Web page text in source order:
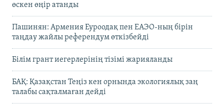
өскен өңір атанды
Пашинян: Армения Еуроодақ пен ЕАЭО-ның бірін
таңдау жайлы референдум өткізбейді
Білім грант иегерлерінің тізімі жарияланды
БАҚ: Қазақстан Теңіз кен орнында экологиялық заң
талабы сақталмаған дейді